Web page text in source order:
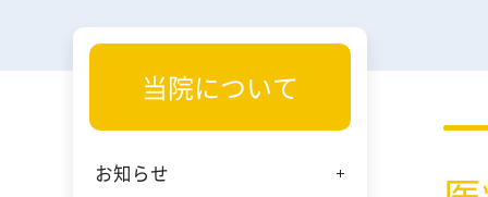
臨床倫理・利益相反・治験・臨床研究
入札情報
部門
広報誌
当院について
お知らせ